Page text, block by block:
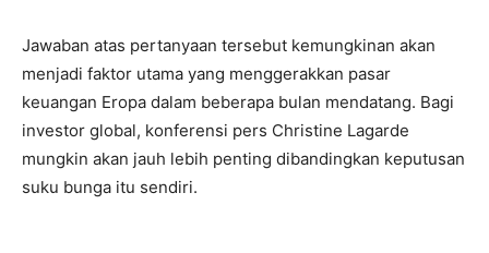
Jawaban atas pertanyaan tersebut kemungkinan akan
menjadi faktor utama yang menggerakkan pasar
keuangan Eropa dalam beberapa bulan mendatang. Bagi
investor global, konferensi pers Christine Lagarde
mungkin akan jauh lebih penting dibandingkan keputusan
suku bunga itu sendiri.